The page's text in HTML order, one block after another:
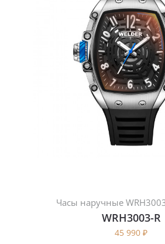
Часы наручные
WRH3003-R
45 990 ₽